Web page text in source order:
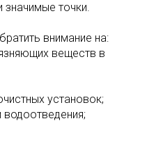
значимые точки.
внимание на:
веществ в
установок;